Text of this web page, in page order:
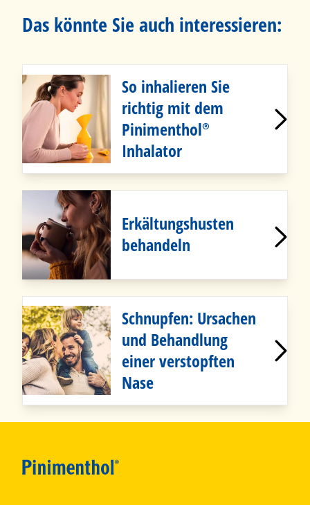
Das könnte Sie auch interessieren:
So inhalieren Sie
richtig mit dem
Pinimenthol®
Inhalator
Erkältungshusten
behandeln
Schnupfen: Ursachen
und Behandlung
einer verstopften
Nase